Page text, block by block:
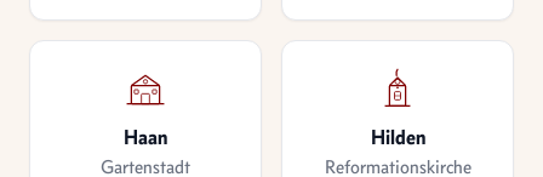
Haan
Gartenstadt
Hilden
Reformationskirche